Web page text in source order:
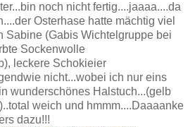
noch nicht fertig....jaaaa....da
Osterhase hatte mächtig viel
Sabine (Gabis Wichtelgruppe bei
Sockenwolle
leckere Schokieier
nicht...wobei ich nur eins
wunderschönes Halstuch...(gelb
weich und hmmm....Daaaanke
dazu!!!